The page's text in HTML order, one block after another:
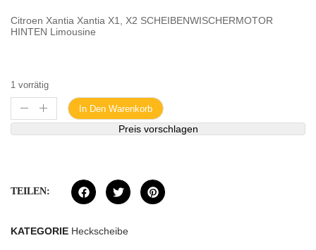
Citroen Xantia Xantia X1, X2 SCHEIBENWISCHERMOTOR
HINTEN Limousine
1 vorrätig
In Den Warenkorb
Preis vorschlagen
TEILEN:
KATEGORIE Heckscheibe